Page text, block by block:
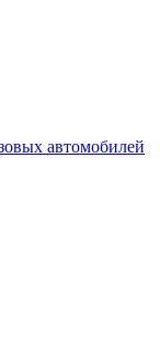
автомобилей